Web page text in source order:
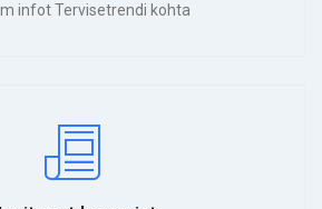
infot Tervisetrendi kohta